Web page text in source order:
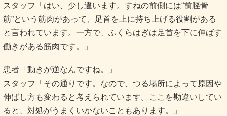
スタッフ「はい、少し違います。すねの前側には“前脛骨
筋”という筋肉があって、足首を上に持ち上げる役割がある
と言われています。一方で、ふくらはぎは足首を下に伸ばす
働きがある筋肉です。」
患者「動きが逆なんですね。」
スタッフ「その通りです。なので、つる場所によって原因や
伸ばし方も変わると考えられています。ここを勘違いしてい
ると、対処がうまくいかないこともあります。」